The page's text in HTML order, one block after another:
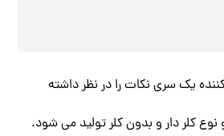
یک سری نکات را در نظر داشته
نوع کلر دار و بدون کلر تولید می شود.